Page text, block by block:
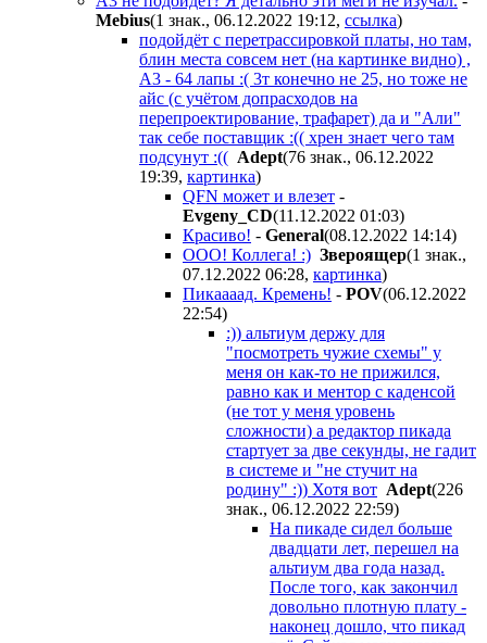
Mebius(1 знак., 06.12.2022 19:12, ссылка)
подойдёт с перетрассировкой платы, но там,
блин места совсем нет (на картинке видно) ,
А3 - 64 лапы :( 3т конечно не 25, но тоже не
айс (с учётом допрасходов на
перепроектирование, трафарет) да и "Али"
так себе поставщик :(( хрен знает чего там
подсунут :(( Adept(76 знак., 06.12.2022
19:39, картинка)
QFN может и влезет -
Evgeny_CD(11.12.2022 01:03)
Красиво! - General(08.12.2022 14:14)
ООО! Коллега! :) Звepoящep(1 знак.,
07.12.2022 06:28, картинка)
Пикаааад. Кремень! - POV(06.12.2022
22:54)
:)) альтиум держу для
"посмотреть чужие схемы" у
меня он как-то не прижился,
равно как и ментор с каденсой
(не тот у меня уровень
сложности) а редактор пикада
стартует за две секунды, не гадит
в системе и "не стучит на
родину" :)) Хотя вот Adept(226
знак., 06.12.2022 22:59)
На пикаде сидел больше
двадцати лет, перешел на
альтиум два года назад.
После того, как закончил
довольно плотную плату -
наконец дошло, что пикад